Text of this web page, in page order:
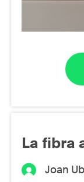
La fibra
Joan